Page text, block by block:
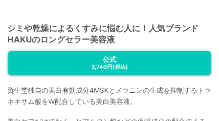
シミや乾燥によるくすみに悩む人に！人気ブランド
HAKUのロングセラー美容液
公式
3,740円(税込)
資生堂独自の美白有効成分4MSKとメラニンの生成を抑制するトラ
ネキサム酸をW配合している美白美容液。